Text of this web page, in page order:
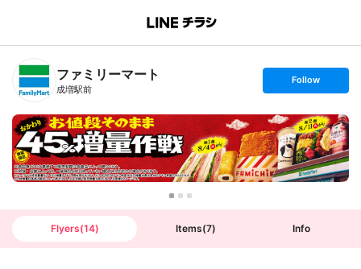
B
n
T
ファミリーマート
成増駅前
s
t
o
l
l
o
w
Follow
Flyers(14) Items(7) Info